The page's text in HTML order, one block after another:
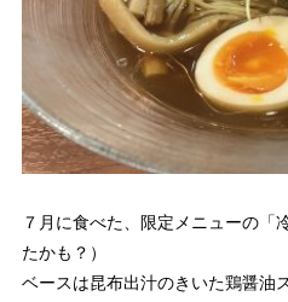
７月に食べた、限定メニューの「
たかも？）
ベースは昆布出汁のきいた鶏醤油